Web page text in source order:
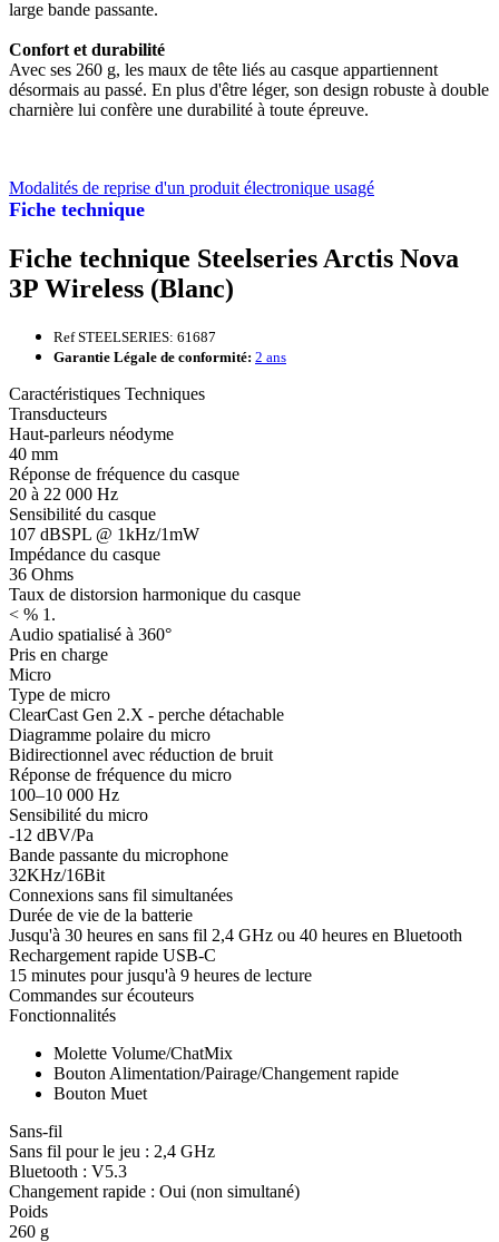
Fiche technique
large bande passante.
Confort et durabilité
Avec ses 260 g, les maux de tête liés au casque appartiennent
désormais au passé. En plus d'être léger, son design robuste à double
charnière lui confère une durabilité à toute épreuve.
Modalités de reprise d'un produit électronique usagé
Fiche technique Steelseries Arctis Nova
3P Wireless (Blanc)
Ref STEELSERIES: 61687
Garantie Légale de conformité: 2 ans
Caractéristiques Techniques
Transducteurs
Haut-parleurs néodyme
40 mm
Réponse de fréquence du casque
20 à 22 000 Hz
Sensibilité du casque
107 dBSPL @ 1kHz/1mW
Impédance du casque
36 Ohms
Taux de distorsion harmonique du casque
< % 1.
Audio spatialisé à 360°
Pris en charge
Micro
Type de micro
ClearCast Gen 2.X - perche détachable
Diagramme polaire du micro
Bidirectionnel avec réduction de bruit
Réponse de fréquence du micro
100–10 000 Hz
Sensibilité du micro
-12 dBV/Pa
Bande passante du microphone
32KHz/16Bit
Connexions sans fil simultanées
Durée de vie de la batterie
Jusqu'à 30 heures en sans fil 2,4 GHz ou 40 heures en Bluetooth
Rechargement rapide USB-C
15 minutes pour jusqu'à 9 heures de lecture
Commandes sur écouteurs
Fonctionnalités
Molette Volume/ChatMix
Bouton Alimentation/Pairage/Changement rapide
Bouton Muet
Sans-fil
Sans fil pour le jeu : 2,4 GHz
Bluetooth : V5.3
Changement rapide : Oui (non simultané)
Poids
260 g